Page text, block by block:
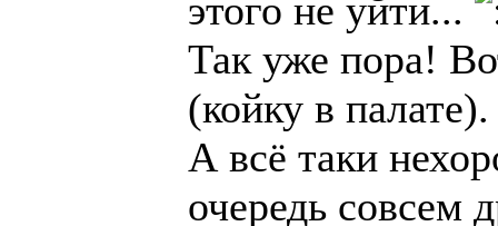
этого не уйти...
Так уже пора!
(койку в палате).
А всё таки
очередь совсем